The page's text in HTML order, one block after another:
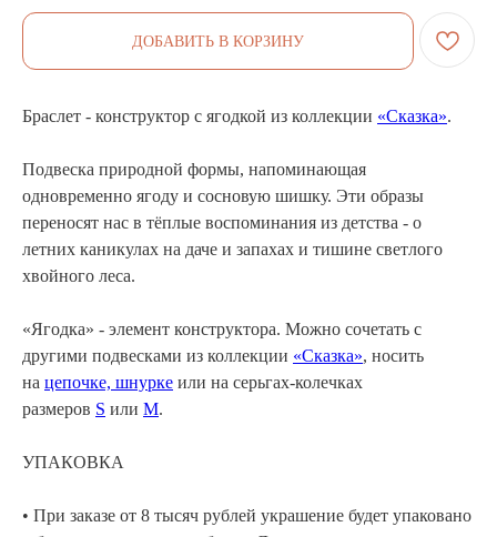
ДОБАВИТЬ В КОРЗИНУ
Браслет - конструктор с ягодкой из коллекции «Сказка».
Подвеска природной формы, напоминающая
одновременно ягоду и сосновую шишку. Эти образы
переносят нас в тёплые воспоминания из детства - о
летних каникулах на даче и запахах и тишине светлого
хвойного леса.
«Ягодка» - элемент конструктора. Можно сочетать с
другими подвесками из коллекции «Сказка», носить
на цепочке, шнурке или на серьгах-колечках
размеров S или M.
УПАКОВКА
• При заказе от 8 тысяч рублей украшение будет упаковано